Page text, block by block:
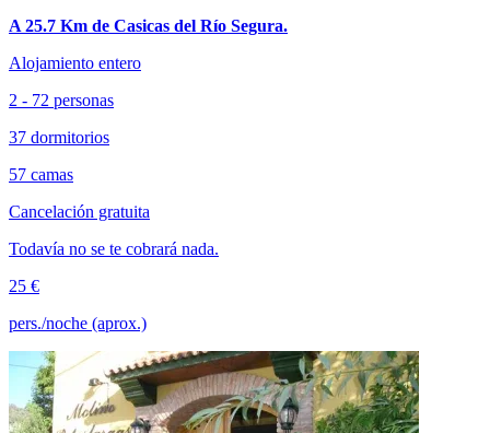
A 25.7 Km de Casicas del Río Segura.
Alojamiento entero
2 - 72 personas
37 dormitorios
57 camas
Cancelación gratuita
Todavía no se te cobrará nada.
25 €
pers./noche (aprox.)